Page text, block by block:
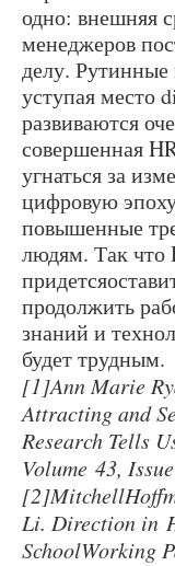
одно: внешняя
менеджеров
делу. Рутинные
уступая место
развиваются
совершенная
угнаться за
цифровую
повышенные
людям. Так что
продолжить
знаний и
будет трудным.
[1]Ann Marie
Attracting and
Research Tells
Volume 43,
Li. Direction in
SchoolWorking